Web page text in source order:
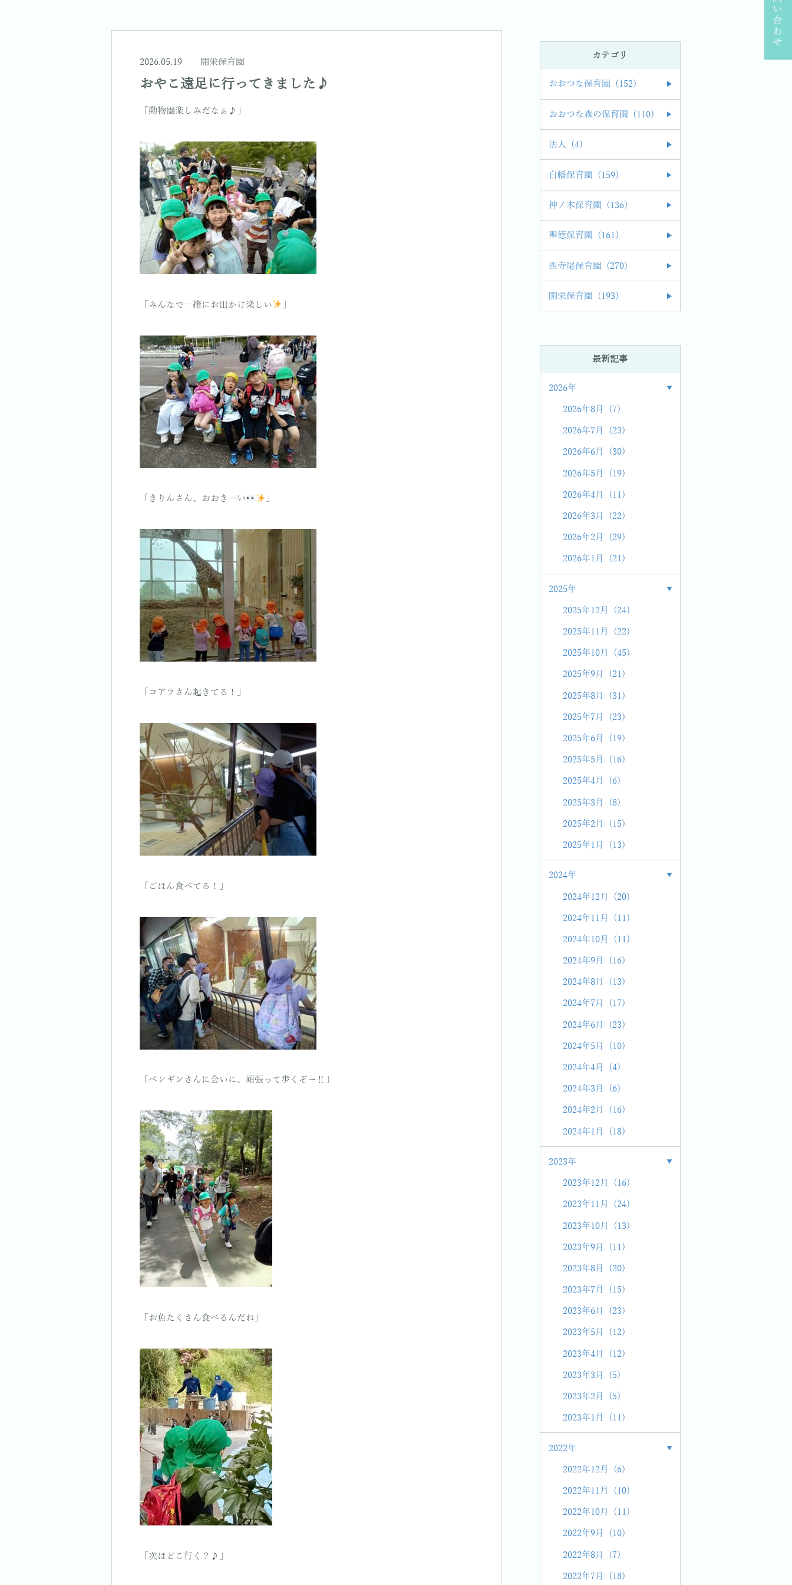
お問い合わせ
2026.05.19 開栄保育園
おやこ遠足に行ってきました♪
「動物園楽しみだなぁ♪」
「みんなで一緒にお出かけ楽しい
「きりんさん、おおきーい
「コアラさん起きてる！」
「ごはん食べてる！」
「ペンギンさんに会いに、頑張って歩くぞー‼︎」
「お魚たくさん食べるんだね」
「次はどこ行く？♪」
カテゴリ
おおつな保育園 (152)
おおつな森の保育園 (110)
法人 (4)
白幡保育園 (159)
神ノ木保育園 (136)
聖徳保育園 (161)
西寺尾保育園 (270)
開栄保育園 (193)
最新記事
2026年
2026年8月 (7)
2026年7月 (23)
2026年6月 (30)
2026年5月 (19)
2026年4月 (11)
2026年3月 (22)
2026年2月 (29)
2026年1月 (21)
2025年
2025年12月 (24)
2025年11月 (22)
2025年10月 (45)
2025年9月 (21)
2025年8月 (31)
2025年7月 (23)
2025年6月 (19)
2025年5月 (16)
2025年4月 (6)
2025年3月 (8)
2025年2月 (15)
2025年1月 (13)
2024年
2024年12月 (20)
2024年11月 (11)
2024年10月 (11)
2024年9月 (16)
2024年8月 (13)
2024年7月 (17)
2024年6月 (23)
2024年5月 (10)
2024年4月 (4)
2024年3月 (6)
2024年2月 (16)
2024年1月 (18)
2023年
2023年12月 (16)
2023年11月 (24)
2023年10月 (13)
2023年9月 (11)
2023年8月 (20)
2023年7月 (15)
2023年6月 (23)
2023年5月 (12)
2023年4月 (12)
2023年3月 (5)
2023年2月 (5)
2023年1月 (11)
2022年
2022年12月 (6)
2022年11月 (10)
2022年10月 (11)
2022年9月 (10)
2022年8月 (7)
2022年7月 (18)